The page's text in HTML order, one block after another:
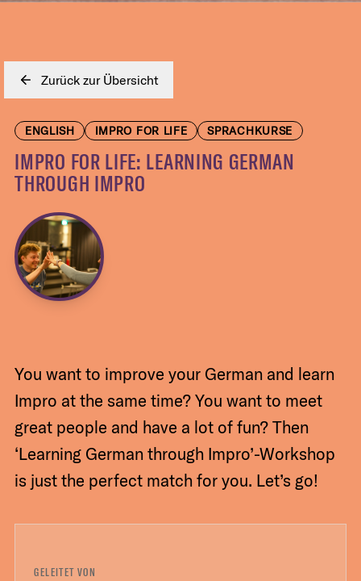
Zurück zur Übersicht
ENGLISH IMPRO FOR LIFE SPRACHKURSE
IMPRO FOR LIFE: LEARNING GERMAN
THROUGH IMPRO
You want to improve your German and learn
Impro at the same time? You want to meet
great people and have a lot of fun? Then
‘Learning German through Impro’-Workshop
is just the perfect match for you. Let’s go!
GELEITET VON